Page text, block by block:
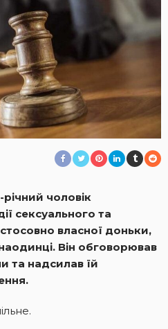
чоловік
сексуального та
власної доньки,
Він обговорював
та надсилав їй